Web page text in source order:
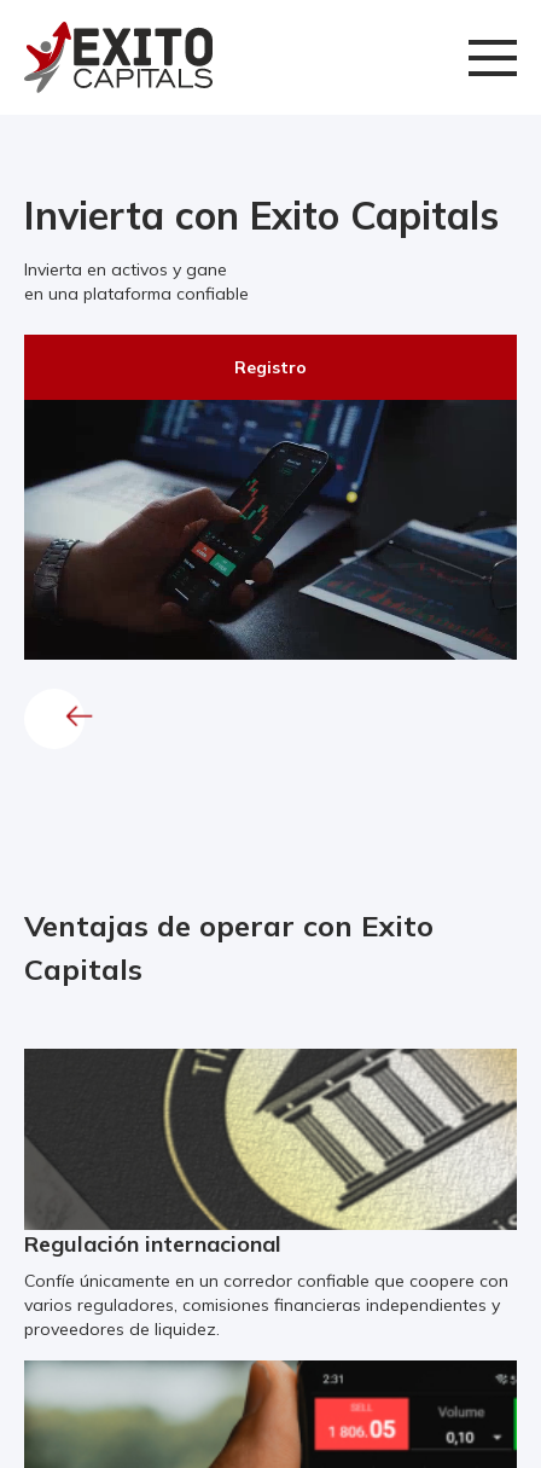
Invierta con Exito Capitals
Invierta en activos y gane
en una plataforma confiable
Registro
Ventajas de operar con Exito
Capitals
Regulación internacional
Confíe únicamente en un corredor confiable que coopere con
varios reguladores, comisiones financieras independientes y
proveedores de liquidez.